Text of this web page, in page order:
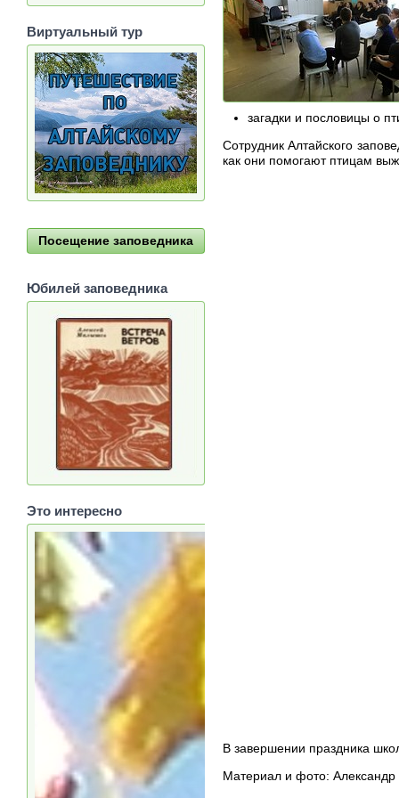
загадки и пословицы о
Сотрудник Алтайского
как они помогают птицам
В завершении праздника
Материал и фото: Александр
Виртуальный тур
Посещение заповедника
Юбилей заповедника
Это интересно